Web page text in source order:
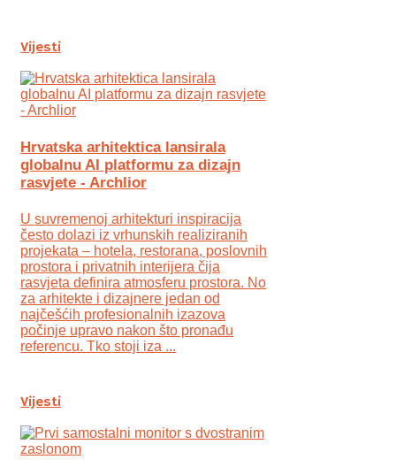
Vijesti
Hrvatska arhitektica lansirala
globalnu AI platformu za dizajn
rasvjete - Archlior
U suvremenoj arhitekturi inspiracija
često dolazi iz vrhunskih realiziranih
projekata – hotela, restorana, poslovnih
prostora i privatnih interijera čija
rasvjeta definira atmosferu prostora. No
za arhitekte i dizajnere jedan od
najčešćih profesionalnih izazova
počinje upravo nakon što pronađu
referencu. Tko stoji iza ...
Vijesti